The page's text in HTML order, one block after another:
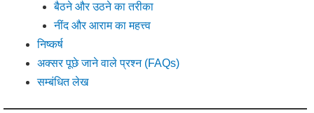
बैठने और उठने का तरीका
नींद और आराम का महत्त्व
निष्कर्ष
अक्सर पूछे जाने वाले प्रश्न (FAQs)
सम्बंधित लेख